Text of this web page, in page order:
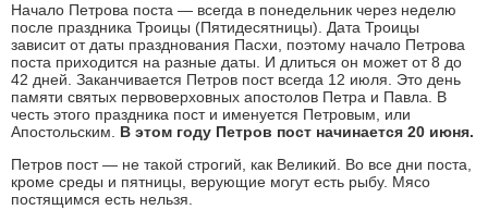
Начало Петрова поста — всегда в понедельник через неделю
после праздника Троицы (Пятидесятницы). Дата Троицы
зависит от даты празднования Пасхи, поэтому начало Петрова
поста приходится на разные даты. И длиться он может от 8 до
42 дней. Заканчивается Петров пост всегда 12 июля. Это день
памяти святых первоверховных апостолов Петра и Павла. В
честь этого праздника пост и именуется Петровым, или
Апостольским. В этом году Петров пост начинается 20 июня.
Петров пост — не такой строгий, как Великий. Во все дни поста,
кроме среды и пятницы, верующие могут есть рыбу. Мясо
постящимся есть нельзя.